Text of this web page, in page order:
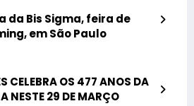
da Bis Sigma, feira de
em São Paulo
CELEBRA OS 477 ANOS DA
NESTE 29 DE MARÇO